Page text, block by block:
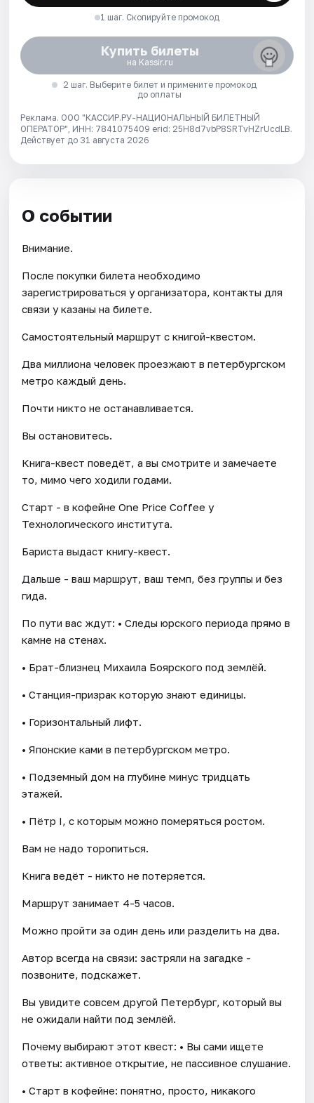
1 шаг. Скопируйте промокод
Купить билеты
на Kassir.ru
2 шаг. Выберите билет и примените промокод
до оплаты
Реклама. ООО "КАССИР.РУ-НАЦИОНАЛЬНЫЙ БИЛЕТНЫЙ
ОПЕРАТОР", ИНН: 7841075409 erid: 25H8d7vbP8SRTvHZrUcdLB.
Действует до 31 августа 2026
О событии
Внимание.
После покупки билета необходимо
зарегистрироваться у организатора, контакты для
связи у казаны на билете.
Самостоятельный маршрут с книгой-квестом.
Два миллиона человек проезжают в петербургском
метро каждый день.
Почти никто не останавливается.
Вы остановитесь.
Книга-квест поведёт, а вы смотрите и замечаете
то, мимо чего ходили годами.
Старт - в кофейне One Price Coffee у
Технологического института.
Бариста выдаст книгу-квест.
Дальше - ваш маршрут, ваш темп, без группы и без
гида.
По пути вас ждут: • Следы юрского периода прямо в
камне на стенах.
• Брат-близнец Михаила Боярского под землёй.
• Станция-призрак которую знают единицы.
• Горизонтальный лифт.
• Японские ками в петербургском метро.
• Подземный дом на глубине минус тридцать
этажей.
• Пётр I, с которым можно померяться ростом.
Вам не надо торопиться.
Книга ведёт - никто не потеряется.
Маршрут занимает 4-5 часов.
Можно пройти за один день или разделить на два.
Автор всегда на связи: застряли на загадке -
позвоните, подскажет.
Вы увидите совсем другой Петербург, который вы
не ожидали найти под землёй.
Почему выбирают этот квест: • Вы сами ищете
ответы: активное открытие, не пассивное слушание.
• Старт в кофейне: понятно, просто, никакого